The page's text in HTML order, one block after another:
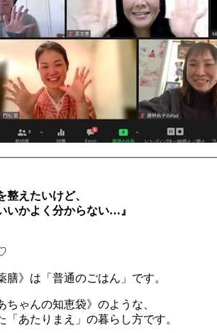
整えたいけど、
いかよく分からない…』
膳》は「普通のごはん」です。
ちゃんの知恵袋》のような、
「あたりまえ」の暮らし方です。